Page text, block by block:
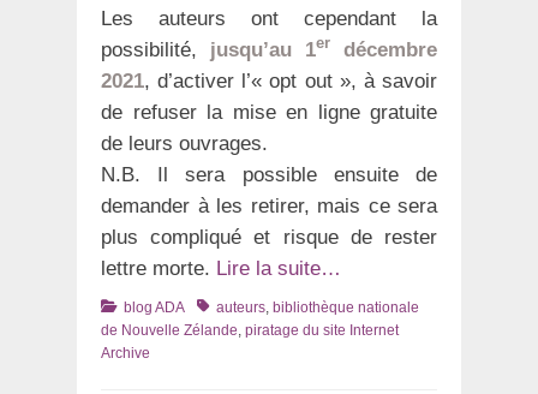
Les auteurs ont cependant la
possibilité, jusqu’au 1er
décembre
2021, d’activer l’« opt out », à savoir
de refuser la mise en ligne gratuite
de leurs ouvrages.
N.B. Il sera possible ensuite de
demander à les retirer, mais ce sera
plus compliqué et risque de rester
lettre morte. Lire la suite…
Catégories
blog ADA Tagsauteurs bibliothèque nationale
de Nouvelle Zélande piratage du site Internet
Archive